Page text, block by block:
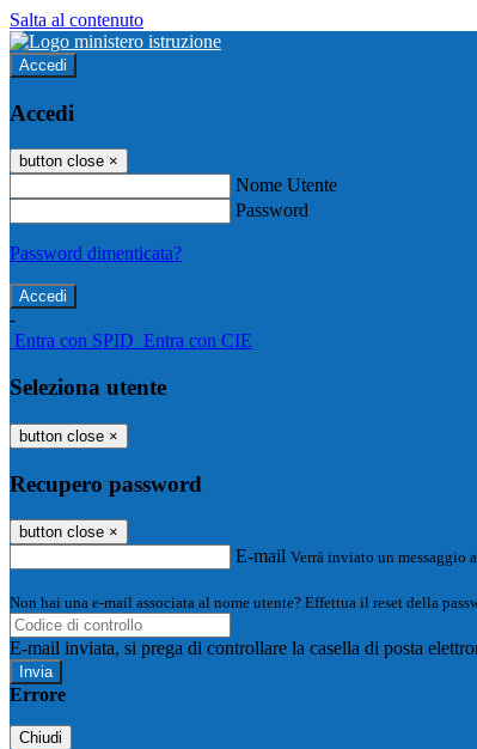
Salta al contenuto
Accedi
Accedi
button close ×
Nome Utente
Password
Password dimenticata?
-
Entra con SPID Entra con CIE
Seleziona utente
button close ×
Recupero password
button close ×
E-mail Verrà inviato un messaggio
Non hai una e-mail associata al nome utente? Effettua il reset della
E-mail inviata, si prega di controllare la casella di posta
Errore
Chiudi